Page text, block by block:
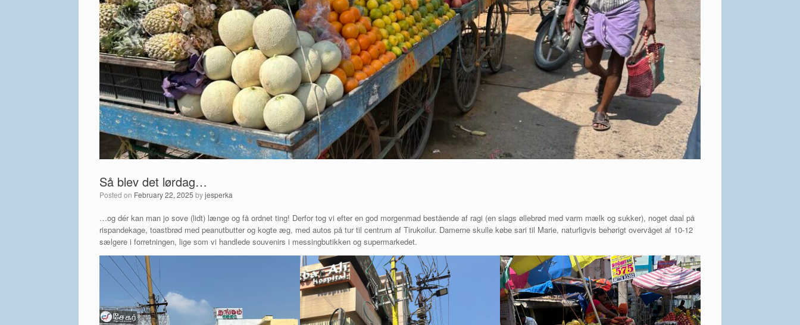
Så blev det lørdag…
Posted on February 22, 2025 byjesperka
…og dér kan man jo sove (lidt) længe og få ordnet ting! Derfor tog vi efter en god morgenmad bestående af ragi (en slags øllebrød med varm mælk og sukker), noget daal på
rispandekage, toastbrød med peanutbutter og kogte æg, med autos på tur til centrum af Tirukoilur. Damerne skulle købe sari til Marie, naturligvis behørigt overvåget af 10-12
sælgere i forretningen, lige som vi handlede souvenirs i messingbutikken og supermarkedet.